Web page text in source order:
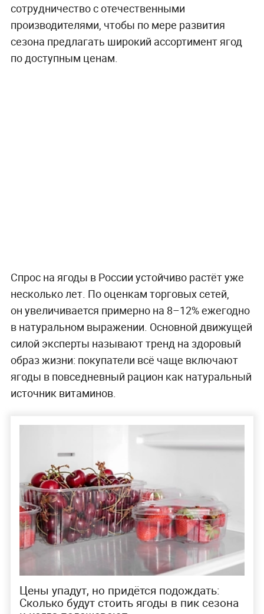
сотрудничество с отечественными
производителями, чтобы по мере развития
сезона предлагать широкий ассортимент ягод
по доступным ценам.
Спрос на ягоды в России устойчиво растёт уже
несколько лет. По оценкам торговых сетей,
он увеличивается примерно на 8–12% ежегодно
в натуральном выражении. Основной движущей
силой эксперты называют тренд на здоровый
образ жизни: покупатели всё чаще включают
ягоды в повседневный рацион как натуральный
источник витаминов.
Цены упадут, но придётся подождать:
Сколько будут стоить ягоды в пик сезона